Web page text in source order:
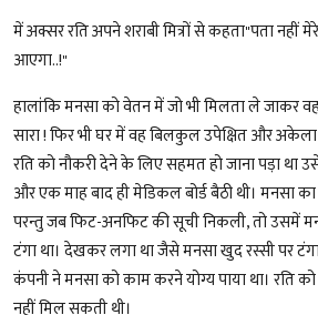
में अक्सर रति अपने शराबी मित्रों से कहता"पता नहीं
आएगा..!"
हालांकि मनसा को वेतन में जो भी मिलता ले जाकर वह
सारा ! फिर भी घर में वह बिलकुल उपेक्षित और
रति को नौकरी देने के लिए सहमत हो जाना पड़ा था
और एक माह बाद ही मेडिकल बोर्ड बैठी थी। मनसा
परन्तु जब फिट-अनफिट की सूची निकली, तो उसमें
टंगा था। देखकर लगा था जैसे मनसा खुद रस्सी पर टंगा
कंपनी ने मनसा को काम करने योग्य पाया था। रति
नहीं मिल सकती थी।